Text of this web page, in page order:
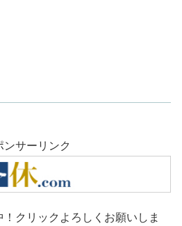
ンサーリンク
クリックよろしくお願いしま